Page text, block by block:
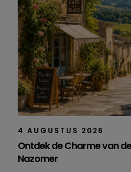
4 AUGUSTUS 2026
Ontdek de Charme van
Nazomer